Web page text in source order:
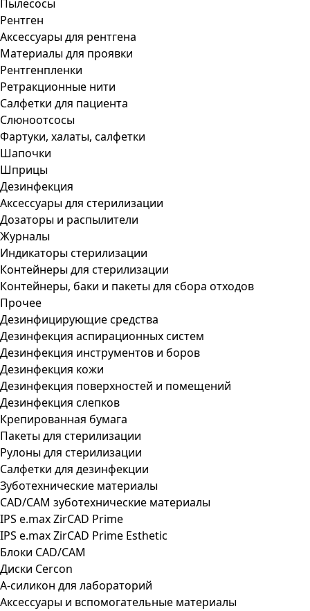
Пылесосы
Рентген
Аксессуары для рентгена
Материалы для проявки
Рентгенпленки
Ретракционные нити
Салфетки для пациента
Слюноотсосы
Фартуки, халаты, салфетки
Шапочки
Шприцы
Дезинфекция
Аксессуары для стерилизации
Дозаторы и распылители
Журналы
Индикаторы стерилизации
Контейнеры для стерилизации
Контейнеры, баки и пакеты для сбора отходов
Прочее
Дезинфицирующие средства
Дезинфекция аспирационных систем
Дезинфекция инструментов и боров
Дезинфекция кожи
Дезинфекция поверхностей и помещений
Дезинфекция слепков
Крепированная бумага
Пакеты для стерилизации
Рулоны для стерилизации
Салфетки для дезинфекции
Зуботехнические материалы
CAD/CAM зуботехнические материалы
IPS e.max ZirCAD Prime
IPS e.max ZirCAD Prime Esthetic
Блоки CAD/CAM
Диски Cercon
А-силикон для лабораторий
Аксессуары и вспомогательные материалы